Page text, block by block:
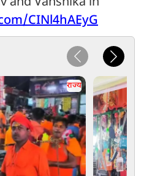
CINl4hAEyG
राज्य